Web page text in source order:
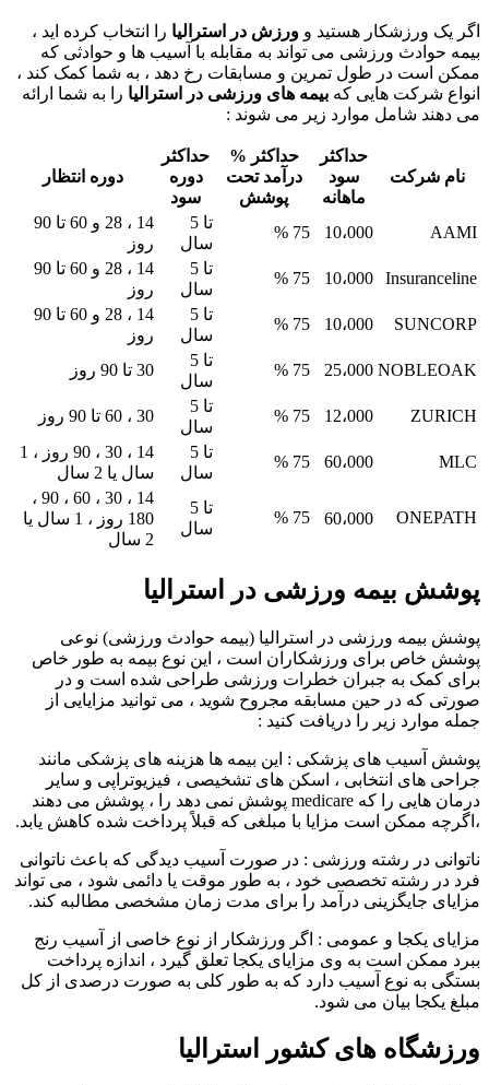
اگر یک ورزشکار هستید و ورزش در استرالیا را انتخاب کرده اید ،
بیمه حوادث ورزشی می تواند به مقابله با آسیب ها و حوادثی که
ممکن است در طول تمرین و مسابقات رخ دهد ، به شما کمک کند ،
انواع شرکت هایی که بیمه های ورزشی در استرالیا را به شما ارائه
می دهند شامل موارد زیر می شوند :
نام شرکت
حداکثر
سود
ماهانه
حداکثر %
درآمد تحت
پوشش
حداکثر
دوره
سود
دوره انتظار
AAMI 10،000 75 %
تا 5
سال
14 ، 28 و 60 تا 90
روز
Insuranceline
10،000 75 %
تا 5
سال
14 ، 28 و 60 تا 90
روز
SUNCORP
10،000 75 %
تا 5
سال
14 ، 28 و 60 تا 90
روز
NOBLEOAK 25،000 75 %
تا 5
سال
30 تا 90 روز
ZURICH 12،000 75 %
تا 5
سال
30 ، 60 تا 90 روز
MLC 60،000 75 %
تا 5
سال
14 ، 30 ، 90 روز ، 1
سال یا 2 سال
ONEPATH 60،000 75 %
تا 5
سال
14 ، 30 ، 60 ، 90 ،
180 روز ، 1 سال یا
2 سال
پوشش بیمه ورزشی در استرالیا
پوشش بیمه ورزشی در استرالیا (بیمه حوادث ورزشی) نوعی
پوشش خاص برای ورزشکاران است ، این نوع بیمه به طور خاص
برای کمک به جبران خطرات ورزشی طراحی شده است و در
صورتی که در حین مسابقه مجروح شوید ، می توانید مزایایی از
جمله موارد زیر را دریافت کنید :
پوشش آسیب های پزشکی : این بیمه ها هزینه های پزشکی مانند
جراحی ‌های انتخابی ، اسکن ‌های تشخیصی ، فیزیوتراپی و سایر
درمان‌ هایی را که medicare پوشش نمی دهد را ، پوشش می دهند
،اگرچه ممکن است مزایا با مبلغی که قبلاً پرداخت شده کاهش یابد.
ناتوانی در رشته ورزشی : در صورت آسیب دیدگی که باعث ناتوانی
فرد در رشته تخصصی خود ، به طور موقت یا دائمی شود ، می تواند
مزایای جایگزینی درآمد را برای مدت زمان مشخصی مطالبه کند.
مزایای یکجا و عمومی : اگر ورزشکار از نوع خاصی از آسیب رنج
ببرد ممکن است به وی مزایای یکجا تعلق گیرد ، اندازه پرداخت
بستگی به نوع آسیب دارد که به طور کلی به صورت درصدی از کل
مبلغ یکجا بیان می شود.
ورزشگاه های کشور استرالیا